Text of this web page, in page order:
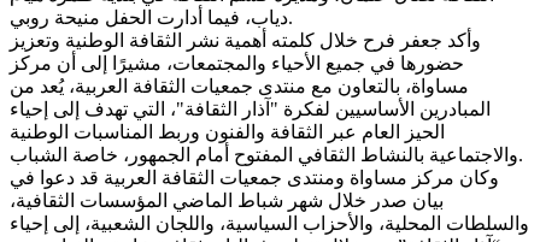
دياب، فيما أدارت الحفل منيحة روبي.
وأكد جعفر فرح خلال كلمته أهمية نشر الثقافة الوطنية وتعزيز
حضورها في جميع الأحياء والمجتمعات، مشيرًا إلى أن مركز
مساواة، بالتعاون مع منتدى جمعيات الثقافة العربية، يُعد من
المبادرين الأساسيين لفكرة "آذار الثقافة"، التي تهدف إلى إحياء
الحيز العام عبر الثقافة والفنون وربط المناسبات الوطنية
والاجتماعية بالنشاط الثقافي المفتوح أمام الجمهور، خاصة الشباب.
وكان مركز مساواة ومنتدى جمعيات الثقافة العربية قد دعوا في
بيان صدر خلال شهر شباط الماضي المؤسسات الثقافية،
والسلطات المحلية، والأحزاب السياسية، واللجان الشعبية، إلى إحياء